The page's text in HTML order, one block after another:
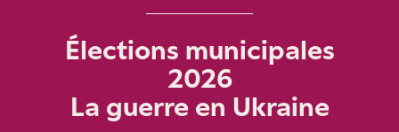
Élections municipales
2026
La guerre en Ukraine